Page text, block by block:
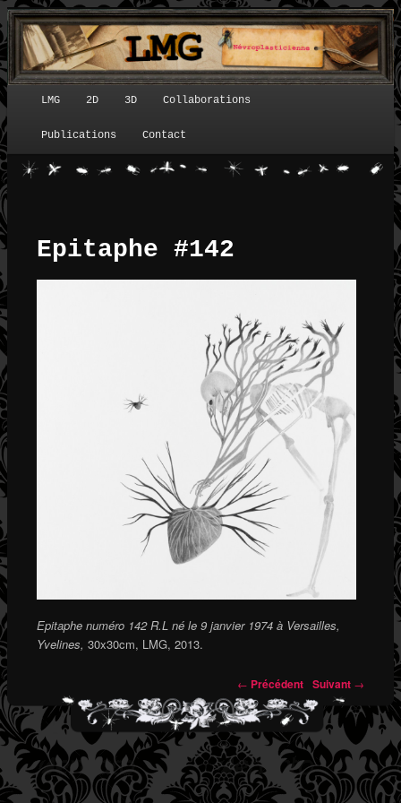
Menu principal
LMG 2D 3D Collaborations
Publications Contact
Epitaphe #142
Epitaphe numéro 142 R.L né le 9 janvier 1974 à Versailles,
Yvelines, 30x30cm, LMG, 2013.
← Précédent Suivant →